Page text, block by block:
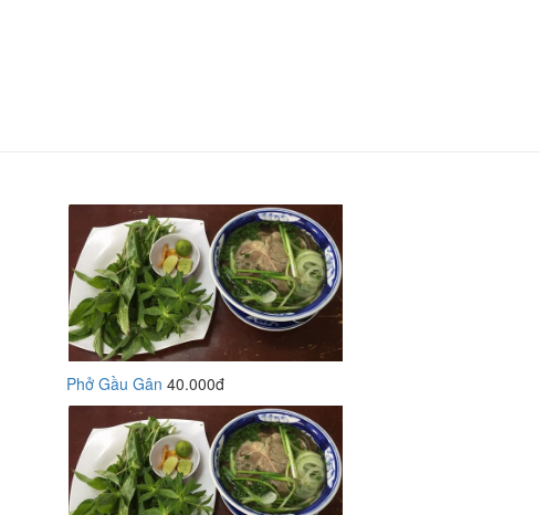
Phở Gầu Gân 40.000đ